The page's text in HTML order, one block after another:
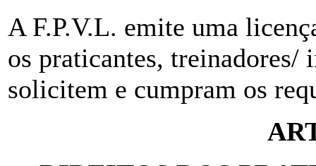
A F.P.V.L. emite uma
os praticantes, treinadores/
solicitem e cumpram os